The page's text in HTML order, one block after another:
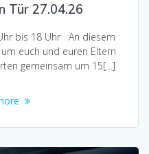
Tür 27.04.26
bis 18 Uhr An diesem
euch und euren Eltern
gemeinsam um 15[…]